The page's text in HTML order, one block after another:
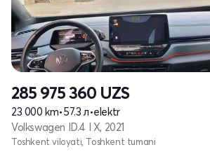
285 975 360 UZS
23 000 km•57.3 л•elektr
Volkswagen ID.4 I X, 2021
Toshkent viloyati, Toshkent tumani